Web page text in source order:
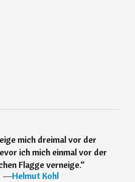
mich dreimal vor der
ich mich einmal vor der
Flagge verneige.“
―Helmut Kohl